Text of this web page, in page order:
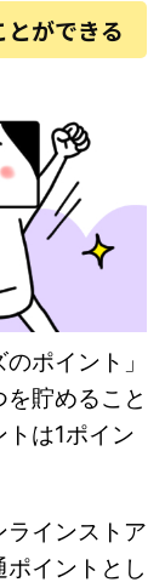
ができる
ポイント」
貯めること
は1ポイン
ラインストア
イントとし